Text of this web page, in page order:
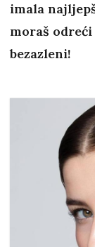
imala
moraš
bezazleni!